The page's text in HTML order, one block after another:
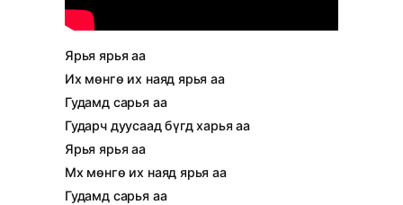
Ярья ярья аа
Их мөнгө их наяд ярья аа
Гудамд сарья аа
Гударч дуусаад бүгд харья аа
Ярья ярья аа
Мх мөнгө их наяд ярья аа
Гудамд сарья аа